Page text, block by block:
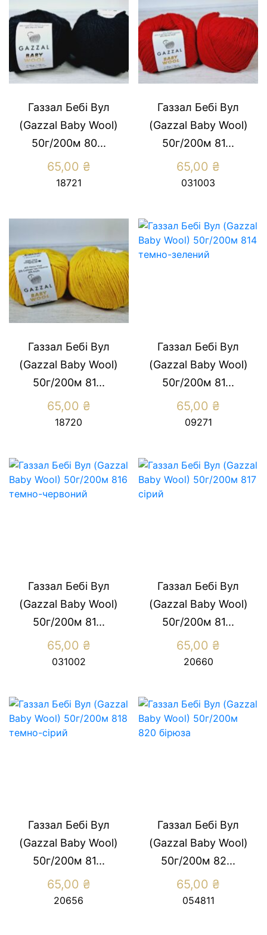
Газзал Бебі Вул
(Gazzal Baby Wool)
50г/200м 80...
65,00 ₴
18721
Газзал Бебі Вул
(Gazzal Baby Wool)
50г/200м 81...
65,00 ₴
031003
Газзал Бебі Вул
(Gazzal Baby Wool)
50г/200м 81...
65,00 ₴
18720
Газзал Бебі Вул
(Gazzal Baby Wool)
50г/200м 81...
65,00 ₴
09271
Газзал Бебі Вул
(Gazzal Baby Wool)
50г/200м 81...
65,00 ₴
031002
Газзал Бебі Вул
(Gazzal Baby Wool)
50г/200м 81...
65,00 ₴
20660
Газзал Бебі Вул
(Gazzal Baby Wool)
50г/200м 81...
65,00 ₴
20656
Газзал Бебі Вул
(Gazzal Baby Wool)
50г/200м 82...
65,00 ₴
054811